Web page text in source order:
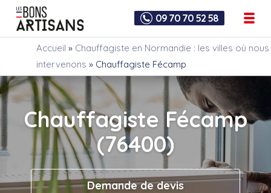
09 70 70 52 58
Accueil » Chauffagiste en Normandie : les villes où nous
intervenons » Chauffagiste Fécamp
Chauffagiste Fécamp
(76400)
Demande de devis